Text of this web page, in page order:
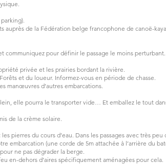
auprès de la Fédération belge francophone de canoë-
pour définir le passage le moins
privée et les prairies bordant la rivière.
et du loueur. Informez-vous en période de chasse.
manœuvres d’autres embarcations.
elle pourra le transporter vide… Et emballez le tout
de la crème solaire.
pierres du cours d’eau. Dans les passages avec très peu
embarcation (une corde de 5m attachée à l’arrière du
ne pas dégrader la berge.
en-dehors d’aires spécifiquement aménagées pour cela.